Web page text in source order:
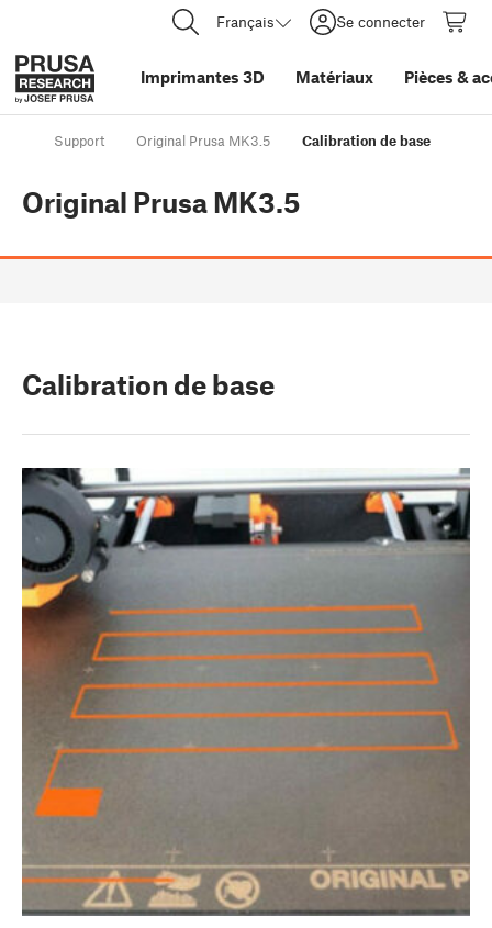
Français Se connecter
Imprimantes 3D Matériaux Pièces &
Support Original Prusa MK3.5 Calibration de base
Original Prusa MK3.5
Calibration de base